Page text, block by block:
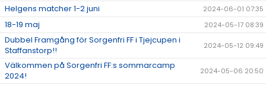
Helgens matcher 1-2 juni 2024-06-01 07:35
18-19 maj 2024-05-17 08:39
Dubbel Framgång för Sorgenfri FF i Tjejcupen i
Staffanstorp!!
2024-05-12 09:49
Välkommen på Sorgenfri FF:s sommarcamp
2024!
2024-05-06 20:50